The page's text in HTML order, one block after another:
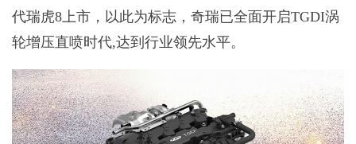
代瑞虎8上市，以此为标志，奇瑞已全面开启TGDI涡
轮增压直喷时代,达到行业领先水平。